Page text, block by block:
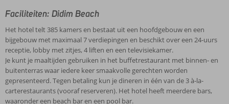
Faciliteiten: Didim Beach
Het hotel telt 385 kamers en bestaat uit een hoofdgebouw en een
bijgebouw met maximaal 7 verdiepingen en beschikt over een 24-uurs
receptie, lobby met zitjes, 4 liften en een televisiekamer.
Je kunt je maaltijden gebruiken in het buffetrestaurant met binnen- en
buitenterras waar iedere keer smaakvolle gerechten worden
gepresenteerd. Tegen betaling kun je dineren in één van de 3 à-la-
carterestaurants (vooraf reserveren). Het hotel heeft meerdere bars,
waaronder een beach bar en een pool bar.